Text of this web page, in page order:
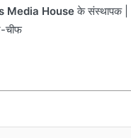
Media Houseके संस्थापक |
चीफ